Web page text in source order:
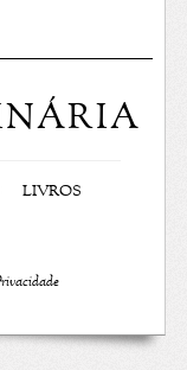
LIVROS